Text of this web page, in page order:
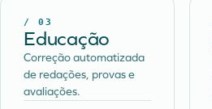
/ 03
Educação
Correção automatizada
de redações, provas e
avaliações.